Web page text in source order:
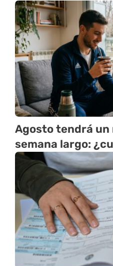
Agosto tendrá un
semana largo: